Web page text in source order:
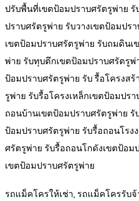
ปรับพื้นที่เขตป้อมปราบศรัตรูพ่าย
ปราบศรัตรูพ่าย รับวางเขตป้อมปร
เขตป้อมปราบศรัตรูพ่าย รับถมดินเ
พ่าย รับทุบตึกเขตป้อมปราบศรัตรูพ่
ป้อมปราบศรัตรูพ่าย รับ รื้อโครงส
รูพ่าย รับรื้อโครงเหล็กเขตป้อมปร
ถอนบ้านเขตป้อมปราบศรัตรูพ่าย รั
ป้อมปราบศรัตรูพ่าย รับรื้อถอนโรง
ศรัตรูพ่าย รับรื้อถอนโกดังเขตป้อม
เขตป้อมปราบศรัตรูพ่าย
รถแม็คโครให้เช่า, รถแม็คโครรับจ้